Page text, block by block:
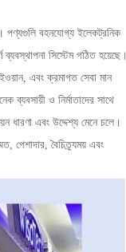
বহনযোগ্য ইলেকট্রনিক
সিস্টেম গঠিত হয়েছে।
এবং ক্রমাগত সেবা মান
ব্যবসায়ী ও নির্মাতাদের সাথে
ধারণা এবং উদ্দেশ্য মেনে চলে।
পেশাদার, বৈচিত্র্যময় এবং